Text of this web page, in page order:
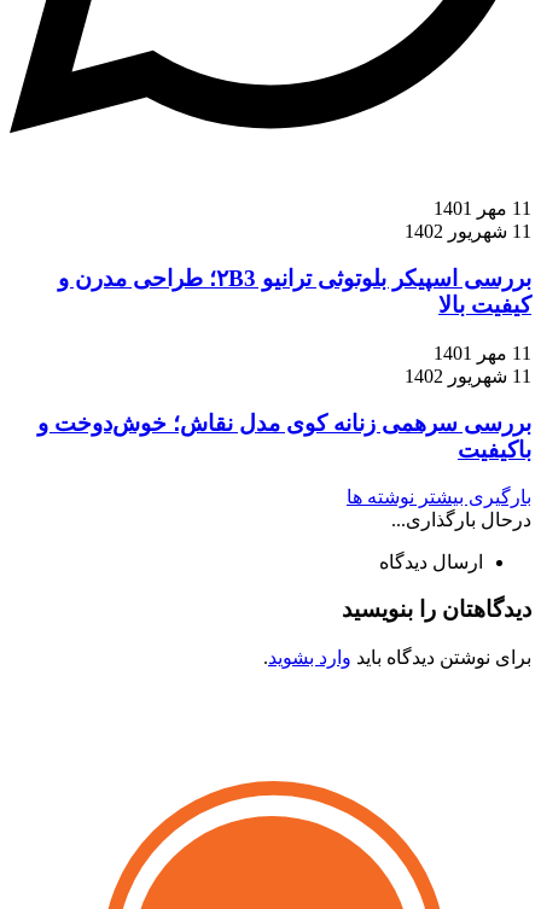
11 مهر 1401
11 شهریور 1402
بررسی اسپیکر بلوتوثی ترانیو ۲B3؛ طراحی مدرن و
کیفیت بالا
11 مهر 1401
11 شهریور 1402
بررسی سرهمی زنانه کوی مدل نقاش؛ خوش‌دوخت و
باکیفیت
بارگیری بیشتر نوشته ها
درحال بارگذاری...
ارسال دیدگاه
دیدگاهتان را بنویسید
برای نوشتن دیدگاه باید وارد بشوید.